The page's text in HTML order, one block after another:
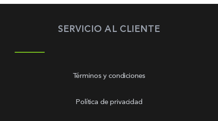
SERVICIO AL CLIENTE
Términos y condiciones
Política de privacidad